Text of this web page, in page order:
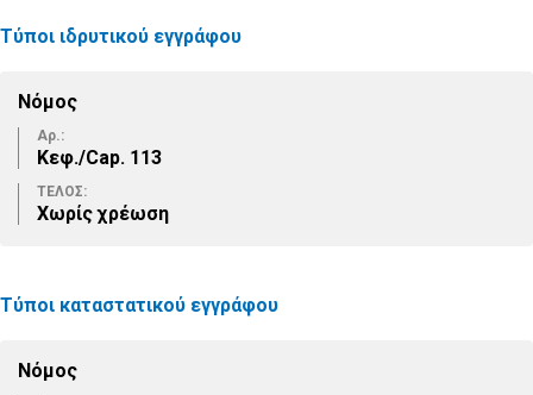
Τύποι ιδρυτικού εγγράφου
Νόμος
Αρ.:
Κεφ./Cap. 113
ΤΕΛΟΣ:
Χωρίς χρέωση
Τύποι καταστατικού εγγράφου
Νόμος